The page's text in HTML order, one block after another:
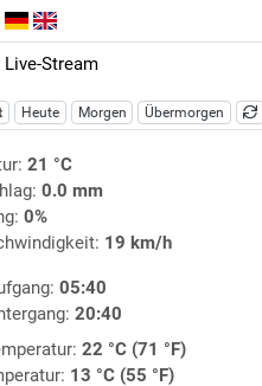
Live-Stream
Heute Morgen Übermorgen
21 °C
0.0 mm
0%
19 km/h
05:40
20:40
22 °C (71 °F)
13 °C (55 °F)